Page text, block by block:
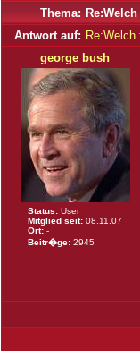
Thema:
Antwort auf:
george bush
Status: User
Mitglied seit: 08.11.07
Ort: -
Beitr�ge: 2945